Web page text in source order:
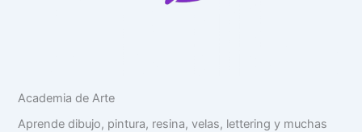
Academia de Arte
Aprende dibujo, pintura, resina, velas, lettering y muchas